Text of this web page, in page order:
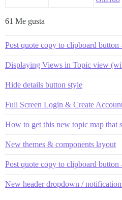
61 Me gusta
Post quote copy to clipboard button
Displaying Views in Topic view
Hide details button style
Full Screen Login & Create
How to get this new topic map that
New themes & components layout
Post quote copy to clipboard button
New header dropdown /